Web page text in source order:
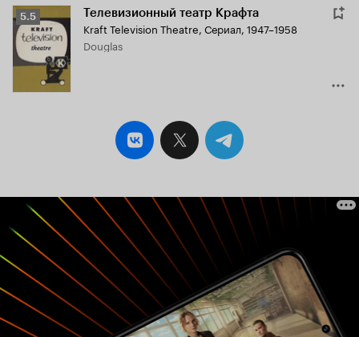
Рейтинг
Кинопоиска
5.5
5.5 Телевизионный театр Крафта
Kraft Television Theatre, Сериал, 1947–1958
Douglas